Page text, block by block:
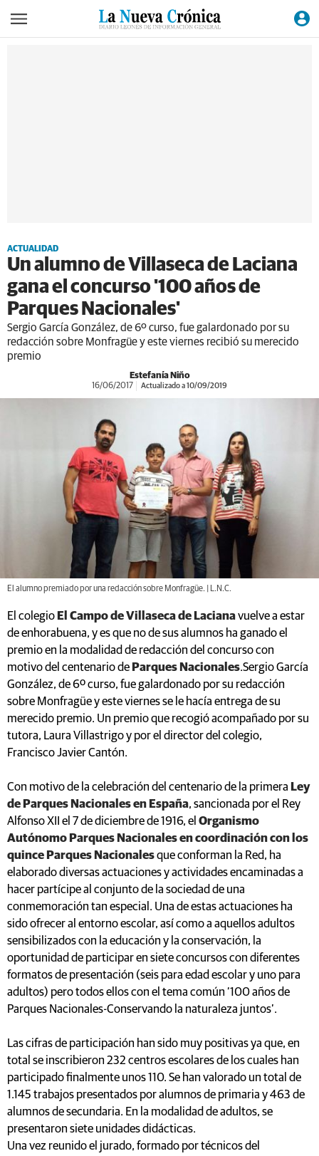
ACTUALIDAD
Un alumno de Villaseca de Laciana
gana el concurso '100 años de
Parques Nacionales'
Sergio García González, de 6º curso, fue galardonado por su
redacción sobre Monfragüe y este viernes recibió su merecido
premio
Estefanía Niño
16/06/2017 Actualizado a 10/09/2019
El alumno premiado por una redacción sobre Monfragüe. | L.N.C.
El colegio El Campo de Villaseca de Lacianavuelve a estar
de enhorabuena, y es que no de sus alumnos ha ganado el
premio en la modalidad de redacción del concurso con
motivo del centenario de Parques Nacionales.Sergio García
González, de 6º curso, fue galardonado por su redacción
sobre Monfragüe y este viernes se le hacía entrega de su
merecido premio. Un premio que recogió acompañado por su
tutora, Laura Villastrigo y por el director del colegio,
Francisco Javier Cantón.
Con motivo de la celebración del centenario de la primera Ley
de Parques Nacionales en España, sancionada por el Rey
Alfonso XII el 7 de diciembre de 1916, el Organismo
Autónomo Parques Nacionales en coordinación con los
quince Parques Nacionalesque conforman la Red, ha
elaborado diversas actuaciones y actividades encaminadas a
hacer partícipe al conjunto de la sociedad de una
conmemoración tan especial. Una de estas actuaciones ha
sido ofrecer al entorno escolar, así como a aquellos adultos
sensibilizados con la educación y la conservación, la
oportunidad de participar en siete concursos con diferentes
formatos de presentación (seis para edad escolar y uno para
adultos) pero todos ellos con el tema común ‘100 años de
Parques Nacionales-Conservando la naturaleza juntos’.
Las cifras de participación han sido muy positivas ya que, en
total se inscribieron 232 centros escolares de los cuales han
participado finalmente unos 110. Se han valorado un total de
1.145 trabajos presentados por alumnos de primaria y 463 de
alumnos de secundaria. En la modalidad de adultos, se
presentaron siete unidades didácticas.
Una vez reunido el jurado, formado por técnicos del